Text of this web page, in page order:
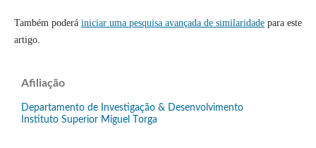
Também poderá iniciar uma pesquisa avançada de similaridadepara este
artigo.
Afiliação
Departamento de Investigação & Desenvolvimento
Instituto Superior Miguel Torga